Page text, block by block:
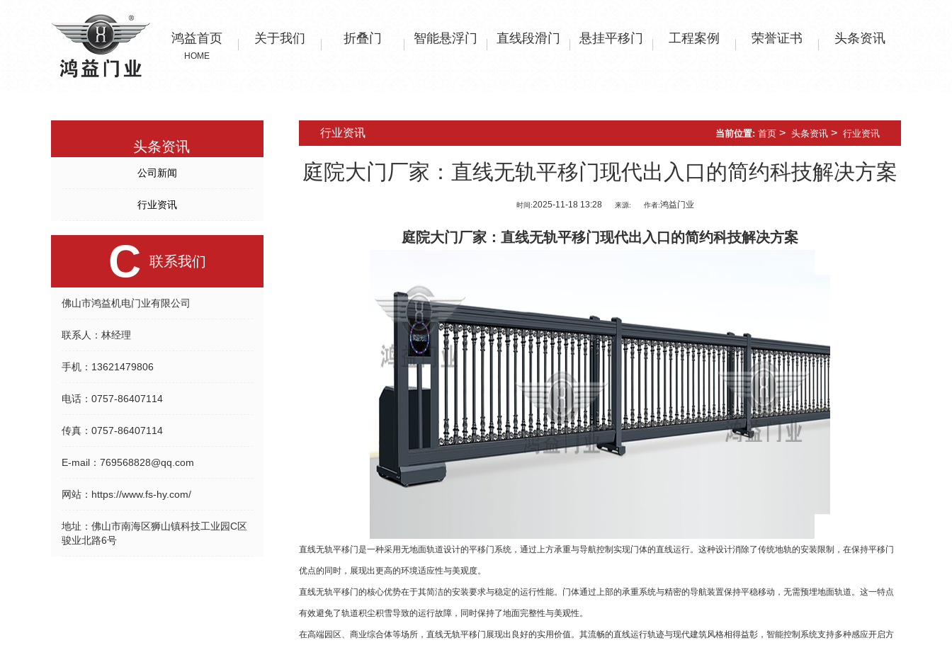
鸿益首页
HOME
关于我们 折叠门 智能悬浮门 直线段滑门 悬挂平移门 工程案例 荣誉证书 头条资讯
头条资讯
公司新闻
行业资讯
C 联系我们
佛山市鸿益机电门业有限公司
联系人： 林经理
手机： 13621479806
电话： 0757-86407114
传真： 0757-86407114
E-mail： 769568828@qq.com
网站： https://www.fs-hy.com/
地址： 佛山市南海区狮山镇科技工业园C区
骏业北路6号
行业资讯 当前位置: 首页 > 头条资讯 > 行业资讯
庭院大门厂家：直线无轨平移门现代出入口的简约科技解决方案
时间:2025-11-18 13:28 来源: 作者:鸿益门业
庭院大门厂家 ：直线无轨平移门现代出入口的简约科技解决方案
直线无轨平移门是一种采用无地面轨道设计的平移门系统，通过上方承重与导航控制实现门体的直线运行。这种设计消除了传统地轨的安装限制，在保持平移门
优点的同时，展现出更高的环境适应性与美观度。
直线无轨平移门的核心优势在于其简洁的安装要求与稳定的运行性能。门体通过上部的承重系统与精密的导航装置保持平稳移动，无需预埋地面轨道。这一特点
有效避免了轨道积尘积雪导致的运行故障，同时保持了地面完整性与美观性。
在高端园区、商业综合体等场所，直线无轨平移门展现出良好的实用价值。其流畅的直线运行轨迹与现代建筑风格相得益彰，智能控制系统支持多种感应开启方